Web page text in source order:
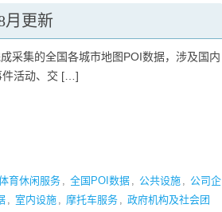
月更新
采集的全国各城市地图POI数据，涉及国内
件活动、交 […]
育休闲服务 , 全国POI数据 , 公共设施 , 公司企
, 室内设施 , 摩托车服务 , 政府机构及社会团